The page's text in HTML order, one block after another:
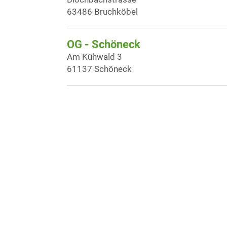
63486 Bruchköbel
OG - Schöneck
Am Kühwald 3
61137 Schöneck